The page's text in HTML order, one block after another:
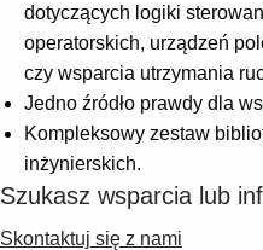
dotyczących logiki
operatorskich, urządzeń
czy wsparcia utrzymania
Jedno źródło prawdy dla
Kompleksowy zestaw
inżynierskich.
Szukasz wsparcia lub
Skontaktuj się z nami